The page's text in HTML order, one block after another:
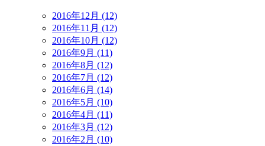
2016年12月 (12)
2016年11月 (12)
2016年10月 (12)
2016年9月 (11)
2016年8月 (12)
2016年7月 (12)
2016年6月 (14)
2016年5月 (10)
2016年4月 (11)
2016年3月 (12)
2016年2月 (10)